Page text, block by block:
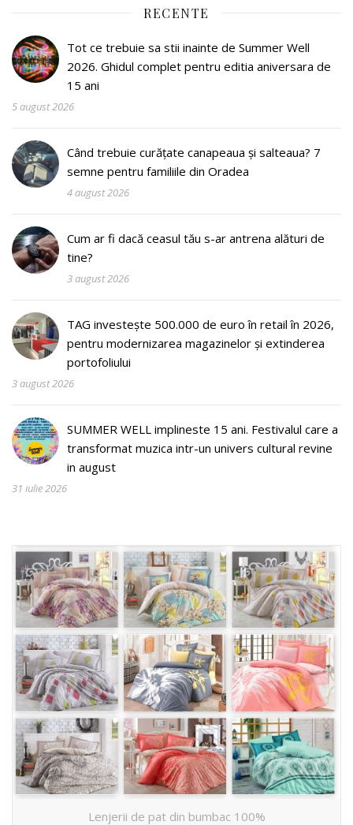
RECENTE
Tot ce trebuie sa stii inainte de Summer Well
2026. Ghidul complet pentru editia aniversara de
15 ani
5 august 2026
Când trebuie curățate canapeaua și salteaua? 7
semne pentru familiile din Oradea
4 august 2026
Cum ar fi dacă ceasul tău s-ar antrena alături de
tine?
3 august 2026
TAG investește 500.000 de euro în retail în 2026,
pentru modernizarea magazinelor și extinderea
portofoliului
3 august 2026
SUMMER WELL implineste 15 ani. Festivalul care a
transformat muzica intr-un univers cultural revine
in august
31 iulie 2026
Lenjerii de pat din bumbac 100%